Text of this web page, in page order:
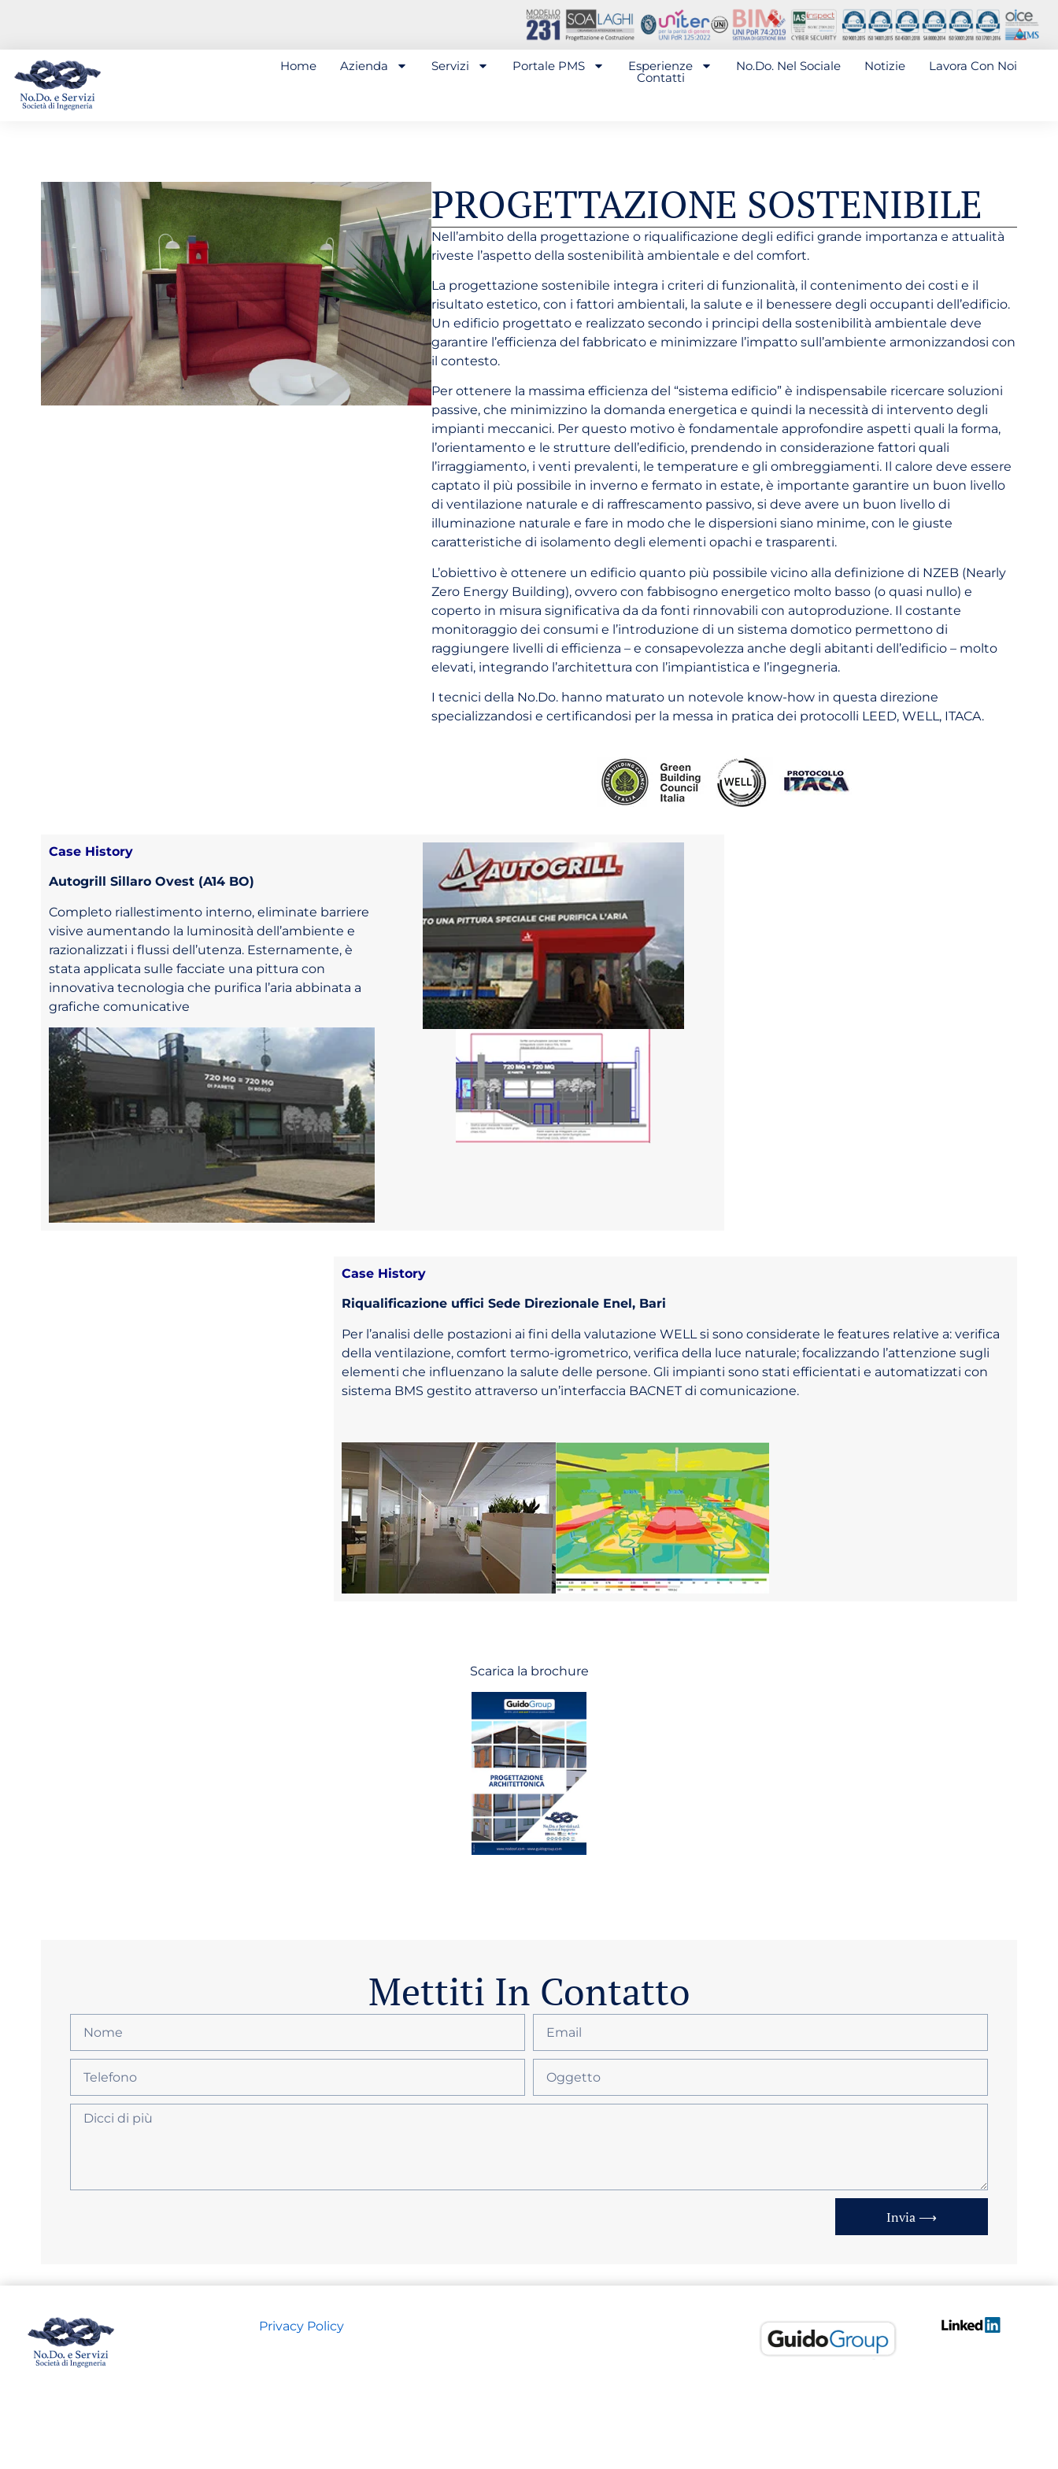
Home Azienda Servizi Portale PMS Esperienze No.Do. Nel Sociale Notizie Lavora Con Noi
Contatti
PROGETTAZIONE SOSTENIBILE
Nell’ambito della progettazione o riqualificazione degli edifici grande importanza e attualità
riveste l’aspetto della sostenibilità ambientale e del comfort.
La progettazione sostenibile integra i criteri di funzionalità, il contenimento dei costi e il
risultato estetico, con i fattori ambientali, la salute e il benessere degli occupanti dell’edificio.
Un edificio progettato e realizzato secondo i principi della sostenibilità ambientale deve
garantire l’efficienza del fabbricato e minimizzare l’impatto sull’ambiente armonizzandosi con
il contesto.
Per ottenere la massima efficienza del “sistema edificio” è indispensabile ricercare soluzioni
passive, che minimizzino la domanda energetica e quindi la necessità di intervento degli
impianti meccanici. Per questo motivo è fondamentale approfondire aspetti quali la forma,
l’orientamento e le strutture dell’edificio, prendendo in considerazione fattori quali
l’irraggiamento, i venti prevalenti, le temperature e gli ombreggiamenti. Il calore deve essere
captato il più possibile in inverno e fermato in estate, è importante garantire un buon livello
di ventilazione naturale e di raffrescamento passivo, si deve avere un buon livello di
illuminazione naturale e fare in modo che le dispersioni siano minime, con le giuste
caratteristiche di isolamento degli elementi opachi e trasparenti.
L’obiettivo è ottenere un edificio quanto più possibile vicino alla definizione di NZEB (Nearly
Zero Energy Building), ovvero con fabbisogno energetico molto basso (o quasi nullo) e
coperto in misura significativa da da fonti rinnovabili con autoproduzione. Il costante
monitoraggio dei consumi e l’introduzione di un sistema domotico permettono di
raggiungere livelli di efficienza – e consapevolezza anche degli abitanti dell’edificio – molto
elevati, integrando l’architettura con l’impiantistica e l’ingegneria.
I tecnici della No.Do. hanno maturato un notevole know-how in questa direzione
specializzandosi e certificandosi per la messa in pratica dei protocolli LEED, WELL, ITACA.
Case History
Autogrill Sillaro Ovest (A14 BO)
Completo riallestimento interno, eliminate barriere
visive aumentando la luminosità dell’ambiente e
razionalizzati i flussi dell’utenza. Esternamente, è
stata applicata sulle facciate una pittura con
innovativa tecnologia che purifica l’aria abbinata a
grafiche comunicative
Case History
Riqualificazione uffici Sede Direzionale Enel, Bari
Per l’analisi delle postazioni ai fini della valutazione WELL si sono considerate le features relative a: verifica
della ventilazione, comfort termo-igrometrico, verifica della luce naturale; focalizzando l’attenzione sugli
elementi che influenzano la salute delle persone. Gli impianti sono stati efficientati e automatizzati con
sistema BMS gestito attraverso un’interfaccia BACNET di comunicazione.
Scarica la brochure
Mettiti In Contatto
Invia ⟶
Privacy Policy